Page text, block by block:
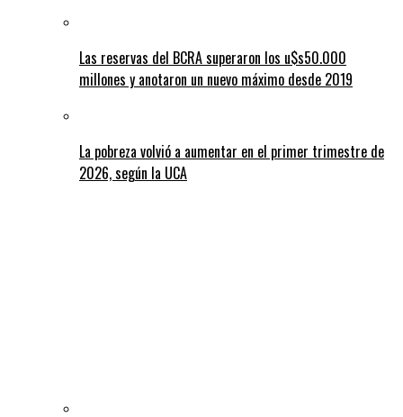
Las reservas del BCRA superaron los u$s50.000
millones y anotaron un nuevo máximo desde 2019
La pobreza volvió a aumentar en el primer trimestre de
2026, según la UCA